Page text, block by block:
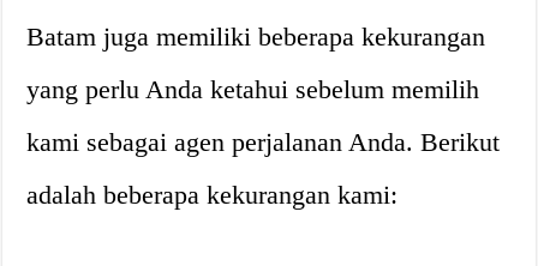
Batam juga memiliki beberapa kekurangan
yang perlu Anda ketahui sebelum memilih
kami sebagai agen perjalanan Anda. Berikut
adalah beberapa kekurangan kami: